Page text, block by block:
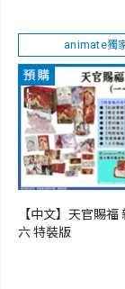
animate獨
【中文】天官賜福
六 特裝版